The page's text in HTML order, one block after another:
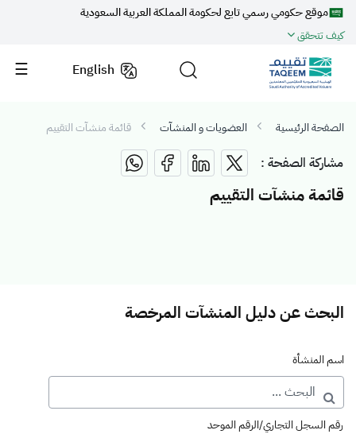
موقع حكومي رسمي تابع لحكومة المملكة العربية السعودية
كيف تتحقق
English
الصفحة الرئيسية العضويات و المنشآت قائمة منشآت التقييم
مشاركة الصفحة :
قائمة منشآت التقييم
البحث عن دليل المنشآت المرخصة
اسم المنشأة
رقم السجل التجاري/الرقم الموحد